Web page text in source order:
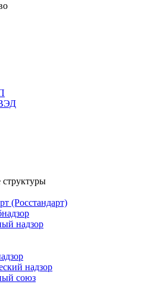
структуры
(Росстандарт)
надзор
надзор
союз